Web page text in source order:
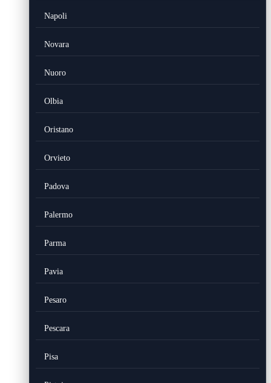
Napoli
Novara
Nuoro
Olbia
Oristano
Orvieto
Padova
Palermo
Parma
Pavia
Pesaro
Pescara
Pisa